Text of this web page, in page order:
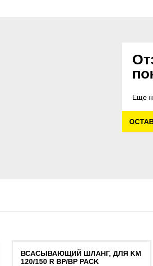
Еще
ВСАСЫВАЮЩИЙ ШЛАНГ, ДЛЯ KM
120/150 R BP/BP PACK